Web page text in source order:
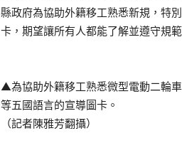
縣政府為協助外籍移工熟悉新規，特
卡，期望讓所有人都能了解並遵守規範
▲為協助外籍移工熟悉微型電動二輪
等五國語言的宣導圖卡。
（記者陳雅芳翻攝）